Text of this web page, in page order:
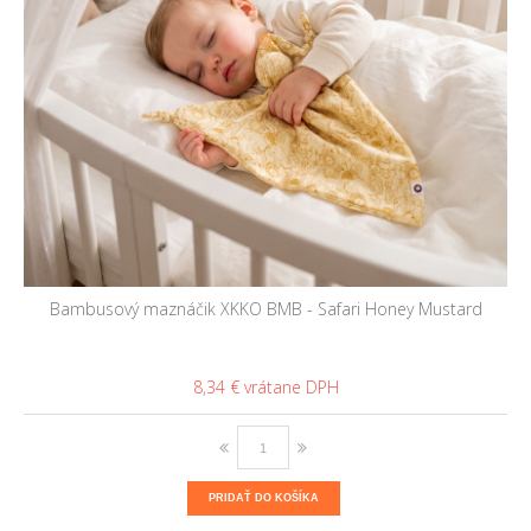
Bambusový maznáčik XKKO BMB - Safari Honey Mustard
8,34 €
PRIDAŤ DO KOŠÍKA